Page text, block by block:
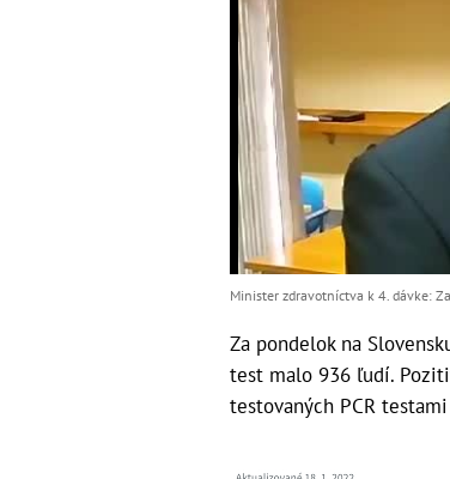
Minister zdravotníctva k 4. dávke:
Za pondelok na
test malo 936 ľudí.
testovaných PCR